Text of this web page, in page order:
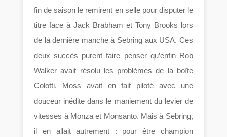
fin de saison le remirent en selle pour disputer le
titre face à Jack Brabham et Tony Brooks lors
de la dernière manche à Sebring aux USA. Ces
deux succès purent faire penser qu’enfin Rob
Walker avait résolu les problèmes de la boîte
Colotti. Moss avait en fait piloté avec une
douceur inédite dans le maniement du levier de
vitesses à Monza et Monsanto. Mais à Sebring,
il en allait autrement : pour être champion